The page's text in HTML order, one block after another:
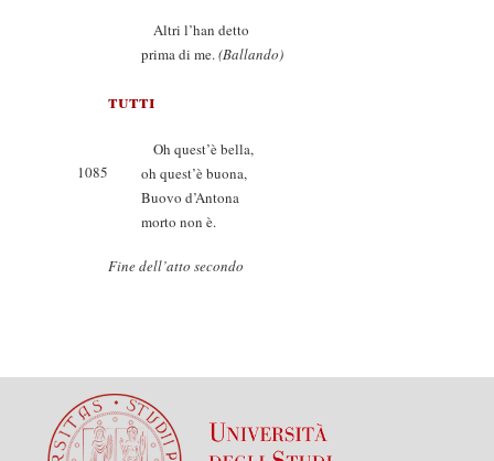
Altri l’han detto
prima di me.(Ballando)
tutti
Oh quest’è bella,
1085
oh quest’è buona,
Buovo d’Antona
morto non è.
Fine dell’atto secondo